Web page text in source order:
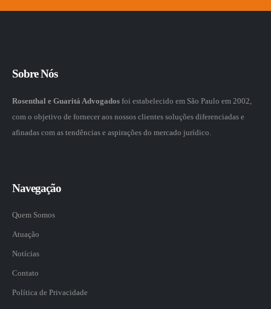
Sobre Nós
Rosenthal e Guaritá Advogados foi estabelecido em São Paulo em 2002,
com o objetivo de fornecer aos nossos clientes soluções diferenciadas e
afinadas com as tendências e aspirações do mercado jurídico.
Navegação
Quem Somos
Atuação
Notícias
Contato
Política de Privacidade